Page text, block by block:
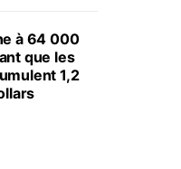
à 64 000
que les
1,2